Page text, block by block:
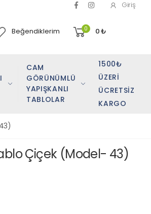
Giriş
Beğendiklerim 0 0₺
CAM
GÖRÜNÜMLÜ
YAPIŞKANLI
TABLOLAR
1500₺
ÜZERI
ÜCRETSIZ
KARGO
Çiçek (Model- 43)